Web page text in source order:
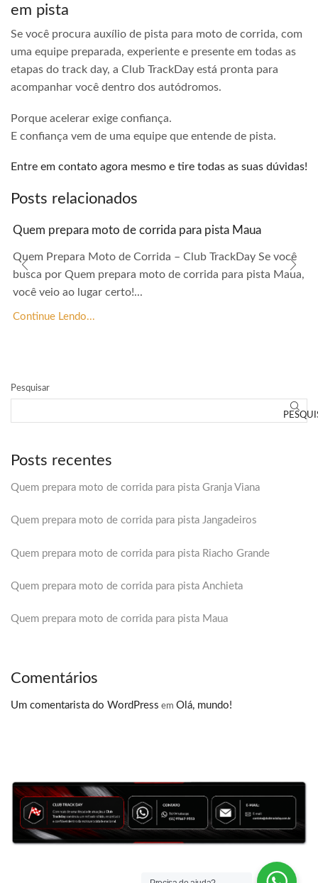
em pista
Se você procura auxílio de pista para moto de corrida, com
uma equipe preparada, experiente e presente em todas as
etapas do track day, a Club TrackDay está pronta para
acompanhar você dentro dos autódromos.
Porque acelerar exige confiança.
E confiança vem de uma equipe que entende de pista.
Entre em contato agora mesmo e tire todas as suas dúvidas!
Posts relacionados
Quem prepara moto de corrida para pista Maua
Quem Prepara Moto de Corrida – Club TrackDay Se você
busca por Quem prepara moto de corrida para pista Maua,
você veio ao lugar certo!...
Continue Lendo...
Pesquisar
Posts recentes
Quem prepara moto de corrida para pista Granja Viana
Quem prepara moto de corrida para pista Jangadeiros
Quem prepara moto de corrida para pista Riacho Grande
Quem prepara moto de corrida para pista Anchieta
Quem prepara moto de corrida para pista Maua
Comentários
Um comentarista do WordPress em Olá, mundo!